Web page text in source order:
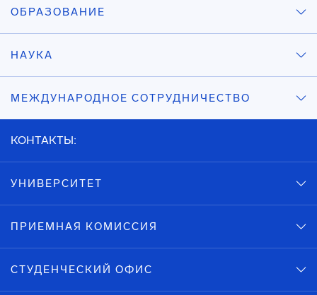
ОБРАЗОВАНИЕ
НАУКА
МЕЖДУНАРОДНОЕ СОТРУДНИЧЕСТВО
КОНТАКТЫ:
УНИВЕРСИТЕТ
ПРИЕМНАЯ КОМИССИЯ
СТУДЕНЧЕСКИЙ ОФИС